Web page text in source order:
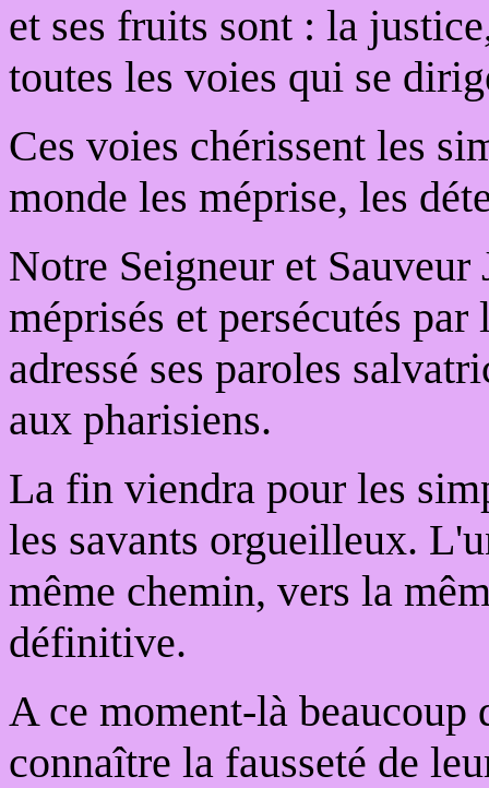
et ses fruits sont : la
toutes les voies qui se
Ces voies chérissent les
monde les méprise, les
Notre Seigneur et
méprisés et persécutés par
adressé ses paroles
aux pharisiens.
La fin viendra pour les
les savants orgueilleux.
même chemin, vers la
définitive.
A ce moment-là beaucoup
connaître la fausseté de